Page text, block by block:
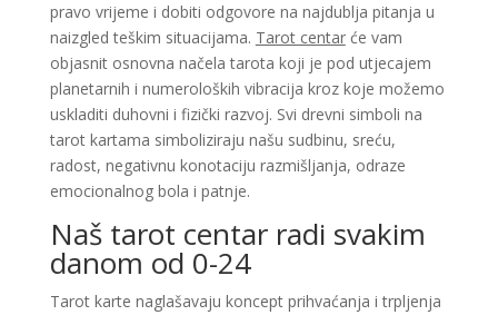
pravo vrijeme i dobiti odgovore na najdublja pitanja u
naizgled teškim situacijama. Tarot centarće vam
objasnit osnovna načela tarota koji je pod utjecajem
planetarnih i numeroloških vibracija kroz koje možemo
uskladiti duhovni i fizički razvoj. Svi drevni simboli na
tarot kartama simboliziraju našu sudbinu, sreću,
radost, negativnu konotaciju razmišljanja, odraze
emocionalnog bola i patnje.
Naš tarot centar radi svakim
danom od 0-24
Tarot karte naglašavaju koncept prihvaćanja i trpljenja